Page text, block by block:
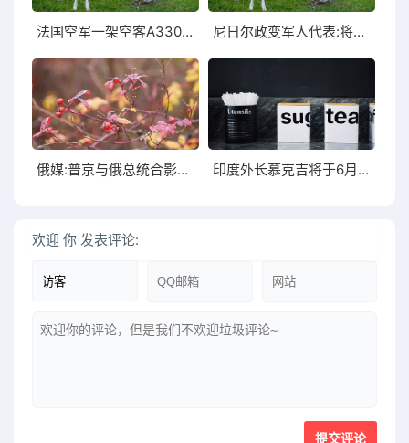
法国空军一架空客A330专机在阿盟峰会上发表演讲 尼日尔政变军人代表:将关闭边界在全国范围内实施宵禁
俄媒:普京与俄总统合影称赞是个勤劳的人 印度外长慕克吉将于6月4日至7日对中国进行正式访问
欢迎 你 发表评论: